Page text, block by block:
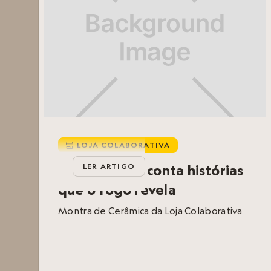
 LOJA COLABORATIVA
Aqui, o barro conta histórias
que o fogo revela
Montra de Cerâmica da Loja Colaborativa
LER ARTIGO